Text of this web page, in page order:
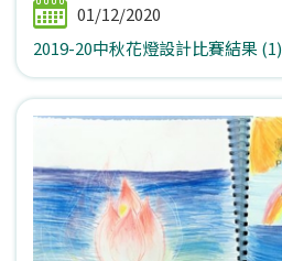
01/12/2020
2019-20中秋花燈設計比賽結果 (1)